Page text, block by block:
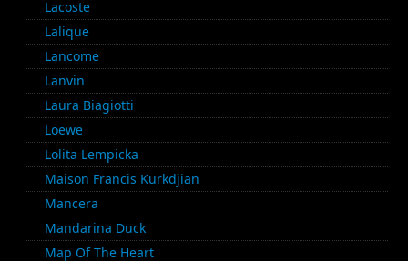
Lacoste
Lalique
Lancome
Lanvin
Laura Biagiotti
Loewe
Lolita Lempicka
Maison Francis Kurkdjian
Mancera
Mandarina Duck
Map Of The Heart